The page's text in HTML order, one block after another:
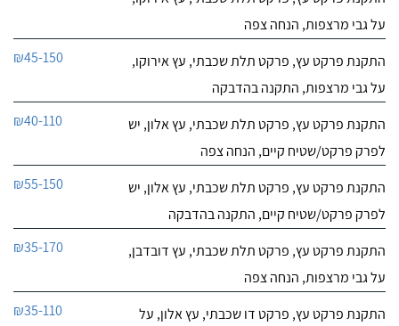
על גבי מרצפות, הנחה צפה
התקנת פרקט עץ, פרקט תלת שכבתי, עץ אירוקו,
על גבי מרצפות, התקנה בהדבקה
₪45-150
התקנת פרקט עץ, פרקט תלת שכבתי, עץ אלון, יש
לפרק פרקט/שטיח קיים, הנחה צפה
₪40-110
התקנת פרקט עץ, פרקט תלת שכבתי, עץ אלון, יש
לפרק פרקט/שטיח קיים, התקנה בהדבקה
₪55-150
התקנת פרקט עץ, פרקט תלת שכבתי, עץ דובדבן,
על גבי מרצפות, הנחה צפה
₪35-170
התקנת פרקט עץ, פרקט דו שכבתי, עץ אלון, על
₪35-110